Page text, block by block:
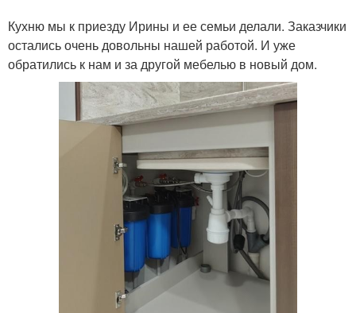
Кухню мы к приезду Ирины и ее семьи делали. Заказчики
остались очень довольны нашей работой. И уже
обратились к нам и за другой мебелью в новый дом.